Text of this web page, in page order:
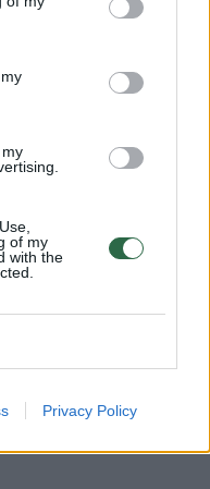
of my
with the
Privacy Policy
kad nuo
– kad sirgo
silpnos
metus
ir
aptikti kol kas
vieną
Berlyne, taip